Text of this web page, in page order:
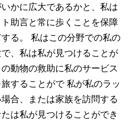
かに広大であるかと、私は
助言と常に歩くことを保障
る。 私はこの分野での私の
、私は私が見つけることが
動物の救助に私のサービス
することがで 私が私のラッ
合、または家族を訪問する
は私が見つけることができ